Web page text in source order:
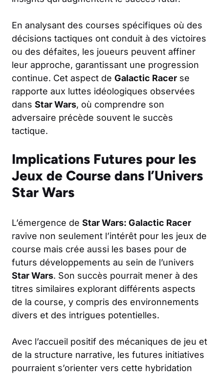
En analysant des courses spécifiques où des
décisions tactiques ont conduit à des victoires
ou des défaites, les joueurs peuvent affiner
leur approche, garantissant une progression
continue. Cet aspect de Galactic Racer se
rapporte aux luttes idéologiques observées
dans Star Wars, où comprendre son
adversaire précède souvent le succès
tactique.
Implications Futures pour les
Jeux de Course dans l’Univers
Star Wars
L’émergence de Star Wars: Galactic Racer
ravive non seulement l’intérêt pour les jeux de
course mais crée aussi les bases pour de
futurs développements au sein de l’univers
Star Wars. Son succès pourrait mener à des
titres similaires explorant différents aspects
de la course, y compris des environnements
divers et des intrigues potentielles.
Avec l’accueil positif des mécaniques de jeu et
de la structure narrative, les futures initiatives
pourraient s’orienter vers cette hybridation